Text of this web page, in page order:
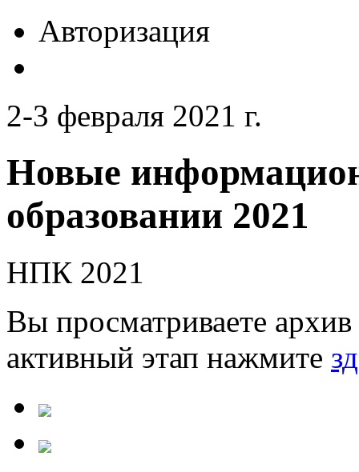
Авторизация
2-3 февраля 2021 г.
Новые
образовании 2021
НПК 2021
Вы просматриваете
активный этап нажмите